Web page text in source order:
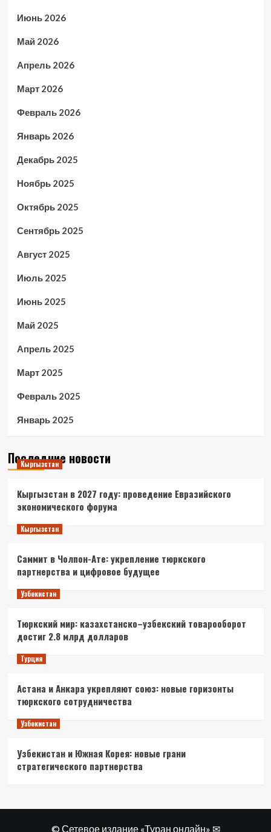
Июнь 2026
Май 2026
Апрель 2026
Март 2026
Февраль 2026
Январь 2026
Декабрь 2025
Ноябрь 2025
Октябрь 2025
Сентябрь 2025
Август 2025
Июль 2025
Июнь 2025
Май 2025
Апрель 2025
Март 2025
Февраль 2025
Январь 2025
Последние новости
Кыргызстан
Кыргызстан в 2027 году: проведение Евразийского
экономического форума
Кыргызстан
Саммит в Чолпон-Ате: укрепление тюркского
партнерства и цифровое будущее
Узбекистан
Тюркский мир: казахстанско–узбекский товарооборот
достиг 2.8 млрд долларов
Турция
Астана и Анкара укрепляют союз: новые горизонты
тюркского сотрудничества
Узбекистан
Узбекистан и Южная Корея: новые грани
стратегического партнерства
© Сетевое издание «Туран онлайн» ✉